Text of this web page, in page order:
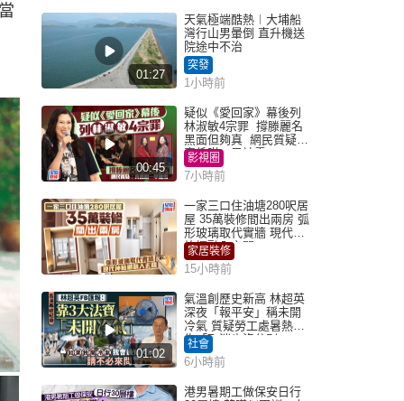
01:27
天氣極端酷熱︱大埔船
灣行山男暈倒 直升機送
院途中不治
突發
1小時前
00:45
疑似《愛回家》幕後列
林淑敏4宗罪 撐滕麗名
黑面但夠真 網民質疑：
真係咁一早被雪
影視圈
7小時前
一家三口住油塘280呎居
屋 35萬裝修間出兩房 弧
形玻璃取代實牆 現代神
枱櫃融入玄關
家居裝修
15小時前
01:02
氣溫創歷史新高 林超英
深夜「報平安」稱未開
冷氣 質疑勞工處暑熱警
告「取消也沒分別」
社會
6小時前
港男暑期工做保安日行